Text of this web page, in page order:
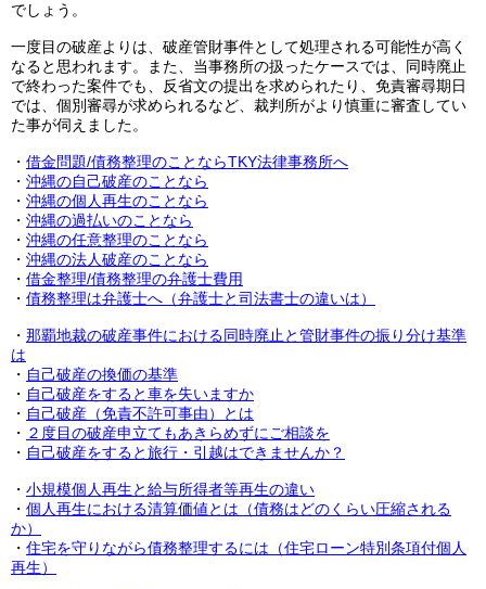
でしょう。
一度目の破産よりは、破産管財事件として処理される可能性が高く
なると思われます。また、当事務所の扱ったケースでは、同時廃止
で終わった案件でも、反省文の提出を求められたり、免責審尋期日
では、個別審尋が求められるなど、裁判所がより慎重に審査してい
た事が伺えました。
・ 借金問題/債務整理のことならTKY法律事務所へ
・ 沖縄の自己破産のことなら
・ 沖縄の個人再生のことなら
・ 沖縄の過払いのことなら
・ 沖縄の任意整理のことなら
・ 沖縄の法人破産のことなら
・ 借金整理/債務整理の弁護士費用
・ 債務整理は弁護士へ（弁護士と司法書士の違いは）
・ 那覇地裁の破産事件における同時廃止と管財事件の振り分け基準
は
・ 自己破産の換価の基準
・ 自己破産をすると車を失いますか
・ 自己破産（免責不許可事由）とは
・ ２度目の破産申立てもあきらめずにご相談を
・ 自己破産をすると旅行・引越はできませんか？
・ 小規模個人再生と給与所得者等再生の違い
・ 個人再生における清算価値とは（債務はどのくらい圧縮される
か）
・ 住宅を守りながら債務整理するには（住宅ローン特別条項付個人
再生）